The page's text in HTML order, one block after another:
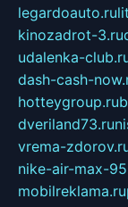
legardoauto.ru
kinozadrot-3.ru
udalenka-
dash-cash-
hotteygroup.ru
dveriland73.ru
vrema-
nike-air-max-
mobilreklama.ru